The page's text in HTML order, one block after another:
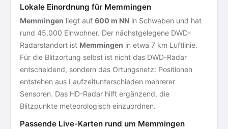
Lokale Einordnung für Memmingen
Memmingen liegt auf 600 m NN in Schwaben und hat
rund 45.000 Einwohner. Der nächstgelegene DWD-
Radarstandort ist Memmingen in etwa 7 km Luftlinie.
Für die Blitzortung selbst ist nicht das DWD-Radar
entscheidend, sondern das Ortungsnetz: Positionen
entstehen aus Laufzeitunterschieden mehrerer
Sensoren. Das HD-Radar hilft ergänzend, die
Blitzpunkte meteorologisch einzuordnen.
Passende Live-Karten rund um Memmingen